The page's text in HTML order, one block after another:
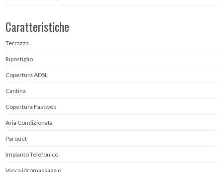
Caratteristiche
Terrazza
Ripostiglio
Copertura ADSL
Cantina
Copertura Fastweb
Aria Condizionata
Parquet
Impianto Telefonico
Vasca idromassaggio